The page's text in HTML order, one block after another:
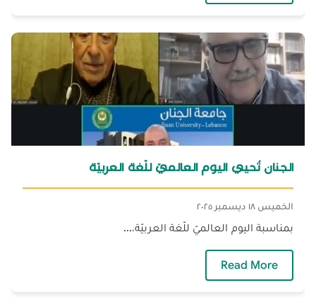
الجنان تُحيي اليوم العالميّ للّغة العربيّة
الخميس ١٨ ديسمبر ٢٠٢٥
بمناسبة اليوم العالميّ للّغة العربيّة،...
Read More